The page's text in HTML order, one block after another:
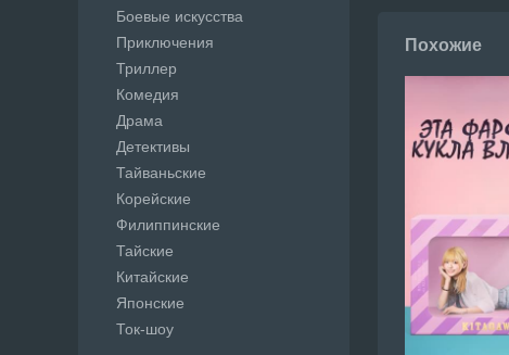
Похожие
Боевые искусства
Приключения
Триллер
Комедия
Драма
Детективы
Тайваньские
Корейские
Филиппинские
Тайские
Китайские
Японские
Ток-шоу